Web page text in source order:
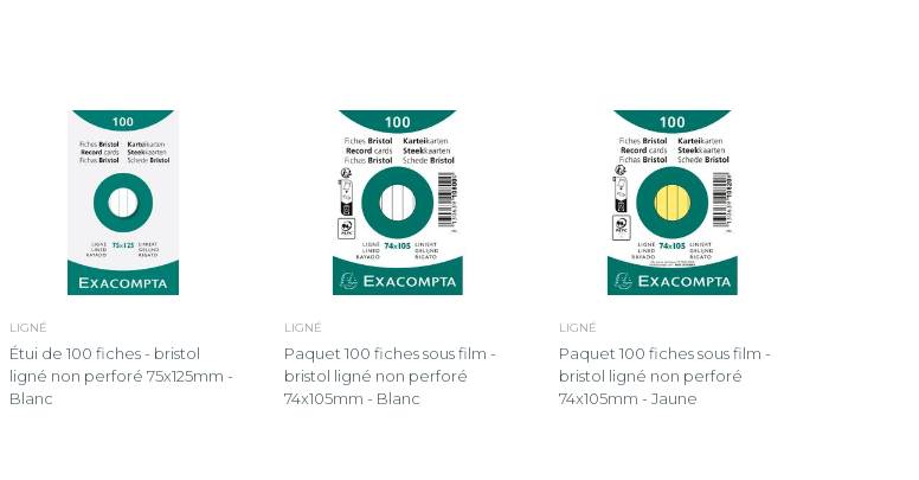
LIGNÉ
Étui de 100 fiches - bristol
ligné non perforé 75x125mm -
Blanc
LIGNÉ
Paquet 100 fiches sous film -
bristol ligné non perforé
74x105mm - Blanc
LIGNÉ
Paquet 100 fiches sous film -
bristol ligné non perforé
74x105mm - Jaune